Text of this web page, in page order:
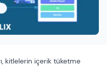
kitlelerin içerik tüketme